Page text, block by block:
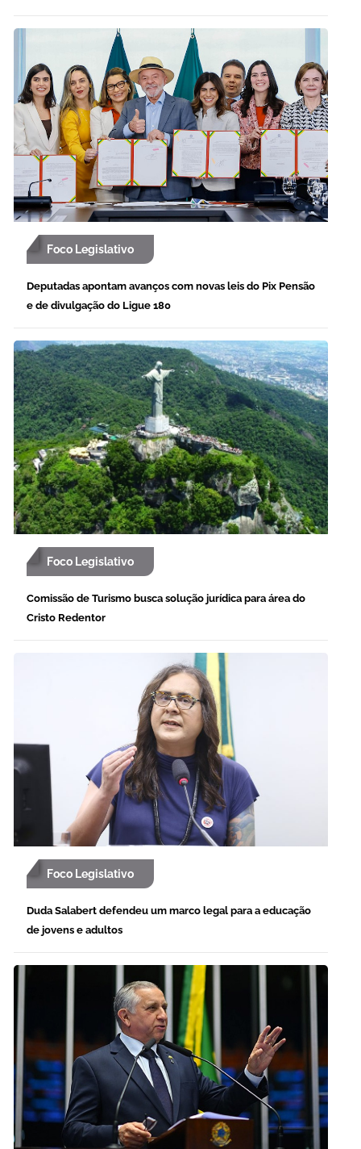
Foco Legislativo
Deputadas apontam avanços com novas leis do Pix Pensão
e de divulgação do Ligue 180
Foco Legislativo
Comissão de Turismo busca solução jurídica para área do
Cristo Redentor
Foco Legislativo
Duda Salabert defendeu um marco legal para a educação
de jovens e adultos